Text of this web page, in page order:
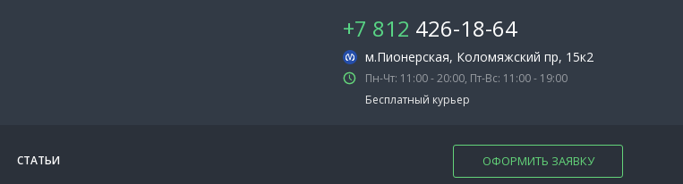
+7 812 426-18-64
м.Пионерская, Коломяжский пр, 15к2
Пн-Чт: 11:00 - 20:00, Пт-Вс: 11:00 - 19:00
Бесплатный курьер
СТАТЬИ ОФОРМИТЬ ЗАЯВКУ